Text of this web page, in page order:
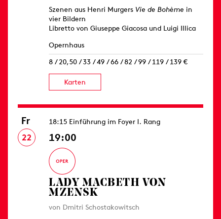
Szenen aus Henri Murgers Vie de Bohème in
vier Bildern
Libretto von Giuseppe Giacosa und Luigi Illica
Opernhaus
8 / 20,50 / 33 / 49 / 66 / 82 / 99 / 119 / 139 €
Karten
Fr
22
18:15 Einführung im Foyer I. Rang
19:00
LADY MACBETH VON
MZENSK
von Dmitri Schostakowitsch